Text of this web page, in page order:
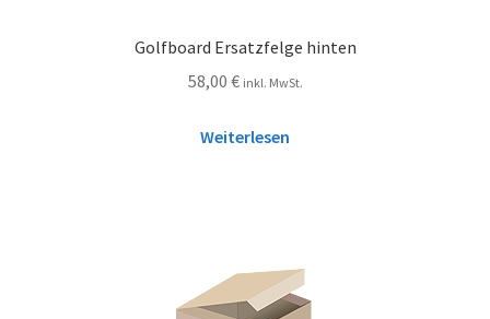
Golfboard Ersatzfelge hinten
58,00 € inkl. MwSt.
Weiterlesen